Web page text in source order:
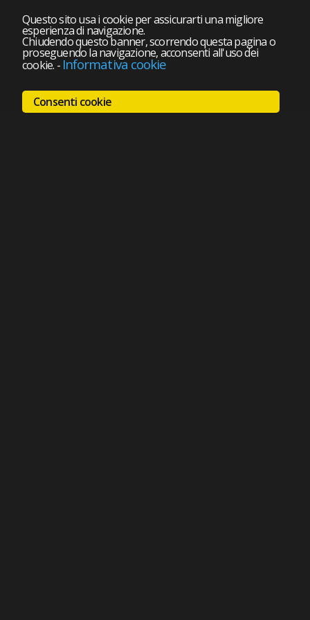
Questo sito usa i cookie per assicurarti una migliore
esperienza di navigazione.
Chiudendo questo banner, scorrendo questa pagina o
proseguendo la navigazione, acconsenti all'uso dei
cookie. - Informativa cookie
Consenti cookie